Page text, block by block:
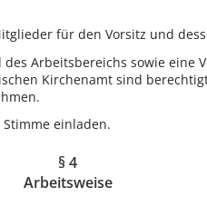
für den Vorsitz und
Arbeitsbereichs sowie eine
Kirchenamt sind
einladen.
§ 4
Arbeitsweise